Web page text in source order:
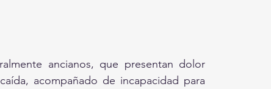
ancianos, que presentan dolor
acompañado de incapacidad para